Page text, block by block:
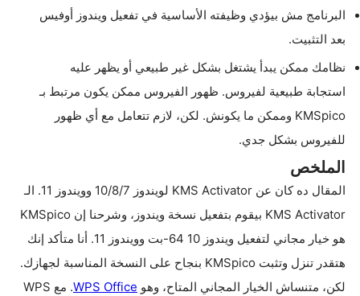
البرنامج مش بيؤدي وظيفته الأساسية في تفعيل ويندوز أوفيس
بعد التثبيت.
نظامك ممكن يبدأ يشتغل بشكل غير طبيعي أو يظهر عليه
استجابة طبيعية لفيروس. ظهور الفيروس ممكن يكون مرتبط بـ
KMSpico وممكن ما يكونش. لكن، لازم تتعامل مع أي ظهور
للفيروس بشكل جدي.
الملخص
المقال ده كان عن KMS Activator لويندوز 10/8/7 وويندوز 11. الـ
KMS Activator بيقوم بتفعيل نسخة ويندوز، وشرحنا إن KMSpico
هو خيار مجاني لتفعيل ويندوز 10 64-بت وويندوز 11. أنا متأكد إنك
هتقدر تنزل وتثبت KMSpico بنجاح على النسخة المناسبة لجهازك.
لكن، متنساش الخيار المجاني المتاح، وهو WPS Office
. مع WPS